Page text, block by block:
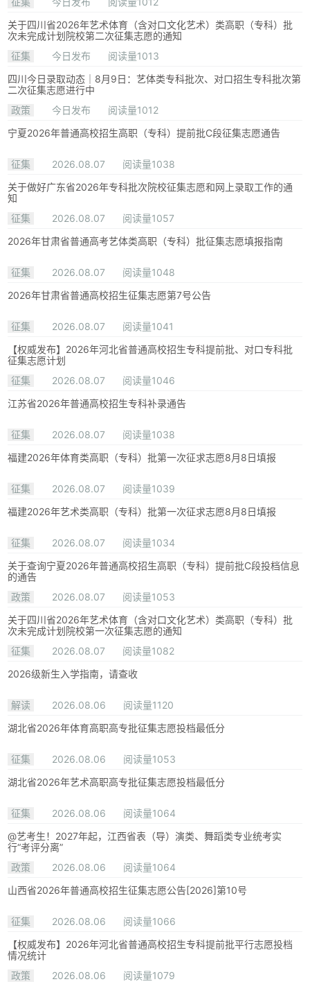
关于四川省2026年艺术体育（含对口文化艺术）类高职（专科）批
次未完成计划院校第二次征集志愿的通知
征集
今日发布
阅读量1013
四川今日录取动态｜8月9日：艺体类专科批次、对口招生专科批次第
二次征集志愿进行中
政策
今日发布
阅读量1012
宁夏2026年普通高校招生高职（专科）提前批C段征集志愿通告
征集 2026.08.07
阅读量1038
关于做好广东省2026年专科批次院校征集志愿和网上录取工作的通
知
征集
2026.08.07
阅读量1057
2026年甘肃省普通高考艺体类高职（专科）批征集志愿填报指南
征集 2026.08.07
阅读量1048
2026年甘肃省普通高校招生征集志愿第7号公告
征集 2026.08.07
阅读量1041
【权威发布】2026年河北省普通高校招生专科提前批、对口专科批
征集志愿计划
征集
2026.08.07
阅读量1046
江苏省2026年普通高校招生专科补录通告
征集 2026.08.07
阅读量1038
福建2026年体育类高职（专科）批第一次征求志愿8月8日填报
征集 2026.08.07
阅读量1039
福建2026年艺术类高职（专科）批第一次征求志愿8月8日填报
征集 2026.08.07
阅读量1034
关于查询宁夏2026年普通高校招生高职（专科）提前批C段投档信息
的通告
政策
2026.08.07
阅读量1053
关于四川省2026年艺术体育（含对口文化艺术）类高职（专科）批
次未完成计划院校第一次征集志愿的通知
征集
2026.08.07
阅读量1082
2026级新生入学指南，请查收
解读 2026.08.06
阅读量1120
湖北省2026年体育高职高专批征集志愿投档最低分
征集 2026.08.06
阅读量1053
湖北省2026年艺术高职高专批征集志愿投档最低分
征集 2026.08.06
阅读量1064
@艺考生！2027年起，江西省表（导）演类、舞蹈类专业统考实
行“考评分离”
政策
2026.08.06
阅读量1064
山西省2026年普通高校招生征集志愿公告[2026]第10号
征集 2026.08.06
阅读量1066
【权威发布】2026年河北省普通高校招生专科提前批平行志愿投档
情况统计
政策
2026.08.06
阅读量1079